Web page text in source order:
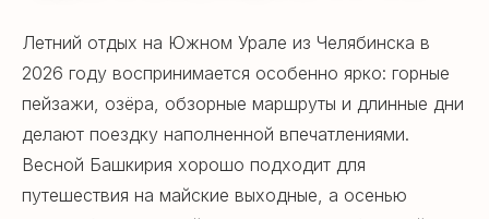
Летний отдых на Южном Урале из Челябинска в
2026 году воспринимается особенно ярко: горные
пейзажи, озёра, обзорные маршруты и длинные дни
делают поездку наполненной впечатлениями.
Весной Башкирия хорошо подходит для
путешествия на майские выходные, а осенью